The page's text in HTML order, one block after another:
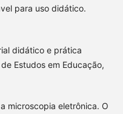
para uso didático.
didático e prática
Estudos em Educação,
microscopia eletrônica. O